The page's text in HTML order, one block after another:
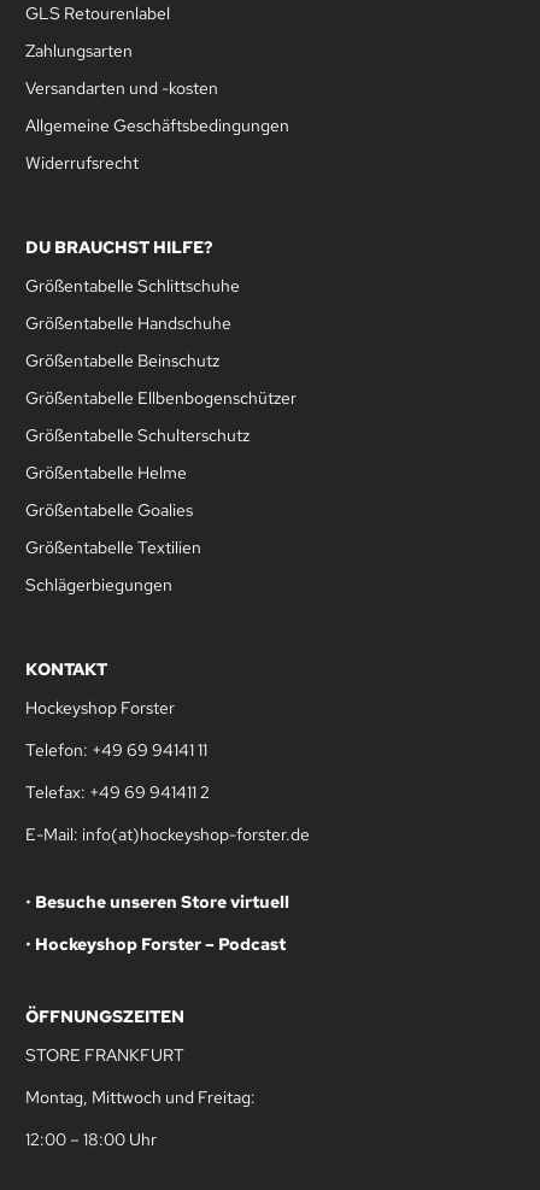
GLS Retourenlabel
Zahlungsarten
Versandarten und -kosten
Allgemeine Geschäftsbedingungen
Widerrufsrecht
DU BRAUCHST HILFE?
Größentabelle Schlittschuhe
Größentabelle Handschuhe
Größentabelle Beinschutz
Größentabelle Ellbenbogenschützer
Größentabelle Schulterschutz
Größentabelle Helme
Größentabelle Goalies
Größentabelle Textilien
Schlägerbiegungen
KONTAKT
Hockeyshop Forster
Telefon: +49 69 94141 11
Telefax: +49 69 941411 2
E-Mail: info(at)hockeyshop-forster.de
• Besuche unseren Store virtuell
• Hockeyshop Forster – Podcast
ÖFFNUNGSZEITEN
STORE FRANKFURT
Montag, Mittwoch und Freitag:
12:00 – 18:00 Uhr